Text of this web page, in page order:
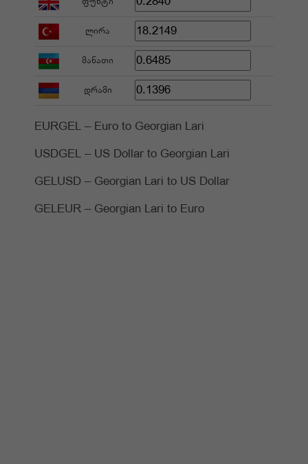
ლირა
მანათი
დრამი
EURGEL – Euro to Georgian Lari
USDGEL – US Dollar to Georgian Lari
GELUSD – Georgian Lari to US Dollar
GELEUR – Georgian Lari to Euro